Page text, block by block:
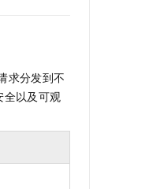
求分发到不
全以及可观
文戏情感细腻自然，动作戏激烈拳拳到肉，实现更强表演能力
产品
镜、视频高效生成
新体验
服更高效、服务更出色。